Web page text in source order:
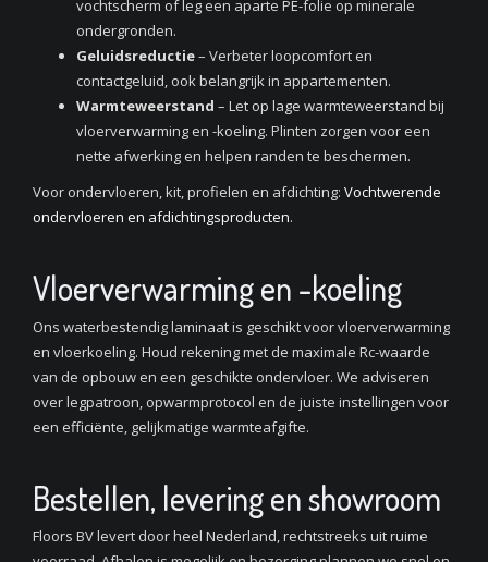
vochtscherm of leg een aparte PE-folie op minerale
ondergronden.
Geluidsreductie– Verbeter loopcomfort en
contactgeluid, ook belangrijk in appartementen.
Warmteweerstand – Let op lage warmteweerstand bij
vloerverwarming en -koeling. Plinten zorgen voor een
nette afwerking en helpen randen te beschermen.
Voor ondervloeren, kit, profielen en afdichting: Vochtwerende
ondervloeren en afdichtingsproducten.
Vloerverwarming en -koeling
Ons waterbestendig laminaat is geschikt voor vloerverwarming
en vloerkoeling. Houd rekening met de maximale Rc-waarde
van de opbouw en een geschikte ondervloer. We adviseren
over legpatroon, opwarmprotocol en de juiste instellingen voor
een efficiënte, gelijkmatige warmteafgifte.
Bestellen, levering en showroom
Floors BV levert door heel Nederland, rechtstreeks uit ruime